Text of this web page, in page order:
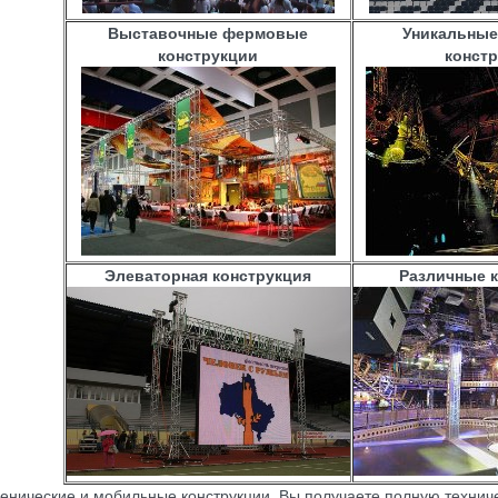
Выставочные фермовые
конструкции
Элеваторная конструкция Различные